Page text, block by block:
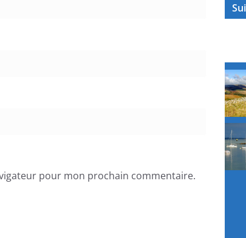
pour mon prochain commentaire.